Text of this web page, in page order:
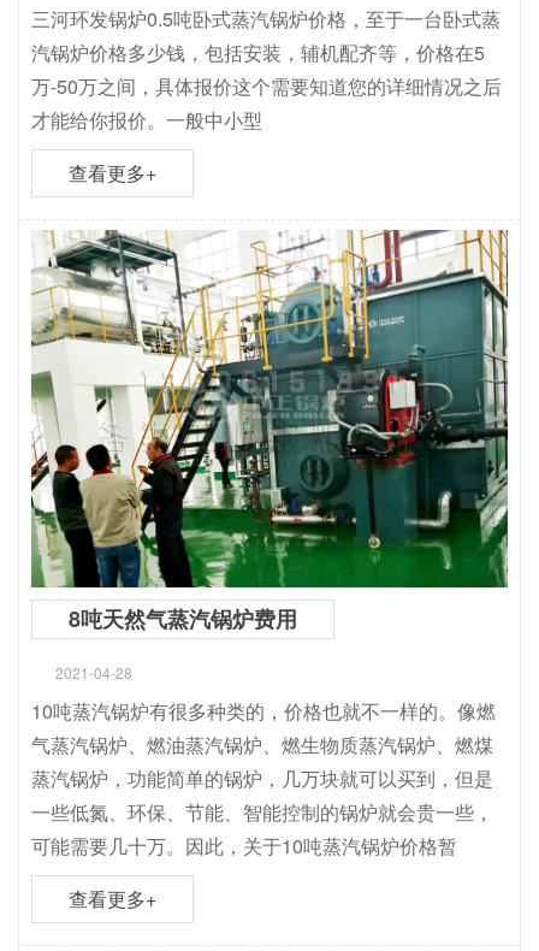
三河环发锅炉0.5吨卧式蒸汽锅炉价格，至于一台卧式蒸
汽锅炉价格多少钱，包括安装，辅机配齐等，价格在5
万-50万之间，具体报价这个需要知道您的详细情况之后
才能给你报价。一般中小型
查看更多+
8吨天然气蒸汽锅炉费用
2021-04-28
10吨蒸汽锅炉有很多种类的，价格也就不一样的。像燃
气蒸汽锅炉、燃油蒸汽锅炉、燃生物质蒸汽锅炉、燃煤
蒸汽锅炉，功能简单的锅炉，几万块就可以买到，但是
一些低氮、环保、节能、智能控制的锅炉就会贵一些，
可能需要几十万。因此，关于10吨蒸汽锅炉价格暂
查看更多+